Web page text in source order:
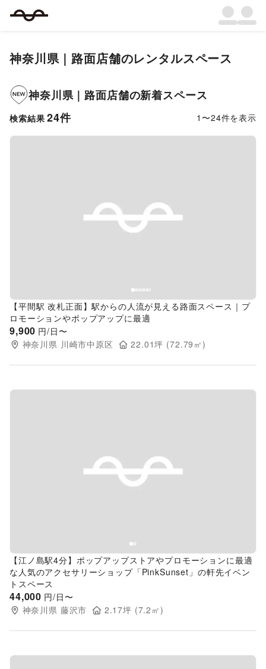
神奈川県｜ 路面店舗のレンタルスペース
神奈川県｜ 路面店舗の新着スペース
検索結果 24件 1 〜24件を表示
Previous slide
【平間駅 改札正面】駅からの人流が見える路面スペース｜プ
ロモーションやポップアップに最適
9,900 円/日〜
神奈川県 川崎市中原区 22.01坪 (72.79 ㎡)
Previous slide
【江ノ島駅4分】ポップアップストアやプロモーションに最適
な人気のアクセサリーショップ「PinkSunset」の軒先イベン
トスペース
44,000 円/日〜
神奈川県 藤沢市 2.17坪 (7.2 ㎡)